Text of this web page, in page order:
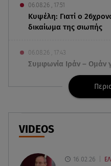
06.08.26 , 17:51
Κυψέλη: Γιατί ο
δικαίωμα της σιωπής
06.08.26 , 17:43
Συμφωνία Ιράν – Ομάν
06.08.26 , 17:12
Μαρία Κορινθίου:
Δηλώνει χορτασμένη
06.08.26 , 16:57
ηλεκτροπληξία και
VIDEOS
16.02.26